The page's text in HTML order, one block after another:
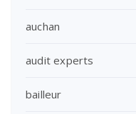
auchan
audit experts
bailleur